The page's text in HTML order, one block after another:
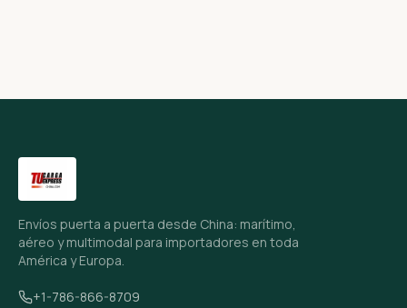
Envíos puerta a puerta desde China: marítimo,
aéreo y multimodal para importadores en toda
América y Europa.
+1-786-866-8709